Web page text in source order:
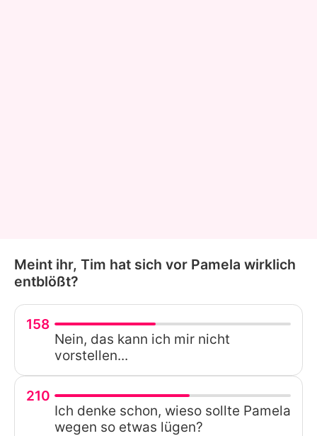
Meint ihr, Tim hat sich vor Pamela wirklich
entblößt?
158
Nein, das kann ich mir nicht
vorstellen...
210
Ich denke schon, wieso sollte Pamela
wegen so etwas lügen?